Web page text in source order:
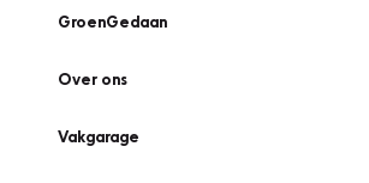
GroenGedaan
Over ons
Vakgarage